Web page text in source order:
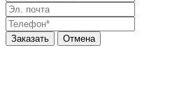
Заказать Отмена